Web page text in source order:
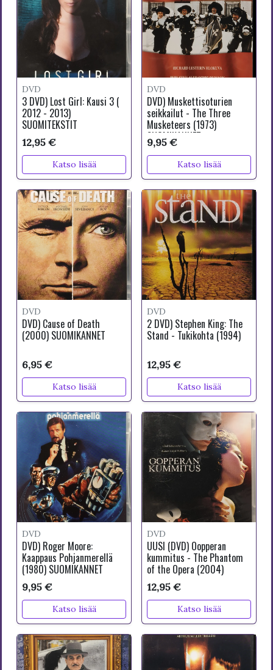
DVD
3 DVD) Lost Girl: Kausi 3 (
2012 - 2013)
SUOMITEKSTIT
12,95 €
Katso lisää
DVD
DVD) Muskettisoturien
seikkailut - The Three
Musketeers (1973)
SUOMIKANNET
9,95 €
Katso lisää
DVD
DVD) Cause of Death
(2000) SUOMIKANNET
6,95 €
Katso lisää
DVD
2 DVD) Stephen King: The
Stand - Tukikohta (1994)
12,95 €
Katso lisää
DVD
DVD) Roger Moore:
Kaappaus Pohjanmerellä
(1980) SUOMIKANNET
9,95 €
Katso lisää
DVD
UUSI (DVD) Oopperan
kummitus - The Phantom
of the Opera (2004)
12,95 €
Katso lisää